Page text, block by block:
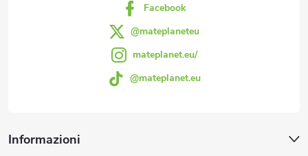
n
Facebook
@mateplaneteu
mateplanet.eu/
@mateplanet.eu
Informazioni